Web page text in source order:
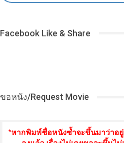
Facebook Like & Share
ขอหนัง/Request Movie